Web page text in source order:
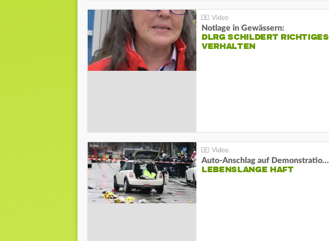
Notlage in Gewässern:
DLRG SCHILDERT RICHTIGES
VERHALTEN
Auto-Anschlag auf Demonstration in München:
LEBENSLANGE HAFT